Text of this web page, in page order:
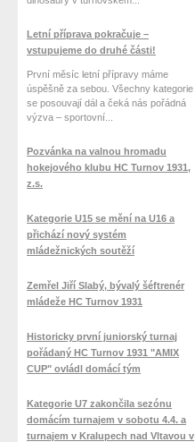
Letní příprava pokračuje –
vstupujeme do druhé části!
První měsíc letní přípravy máme
úspěšně za sebou. Všechny kategorie
se posouvají dál a čeká nás pořádná
výzva – sportovní...
Pozvánka na valnou hromadu
hokejového klubu HC Turnov 1931,
z.s.
Kategorie U15 se mění na U16 a
přichází nový systém
mládežnických soutěží
Zemřel Jiří Slabý, bývalý šéftrenér
mládeže HC Turnov 1931
Historicky první juniorský turnaj
pořádaný HC Turnov 1931 "AMIX
CUP" ovládl domácí tým
Kategorie U7 zakončila sezónu
domácím turnajem v sobotu 4.4. a
turnajem v Kralupech nad Vltavou v